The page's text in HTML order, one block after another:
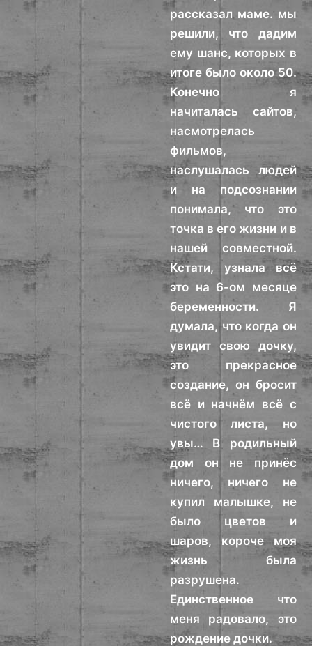
рассказал маме. мы
решили, что дадим
ему шанс, которых в
итоге было около 50.
Конечно я
начиталась сайтов,
насмотрелась
фильмов,
наслушалась людей
и на подсознании
понимала, что это
точка в его жизни и в
нашей совместной.
Кстати, узнала всё
это на 6-ом месяце
беременности. Я
думала, что когда он
увидит свою дочку,
это прекрасное
создание, он бросит
всё и начнём всё с
чистого листа, но
увы… В родильный
дом он не принёс
ничего, ничего не
купил малышке, не
было цветов и
шаров, короче моя
жизнь была
разрушена.
Единственное что
меня радовало, это
рождение дочки.